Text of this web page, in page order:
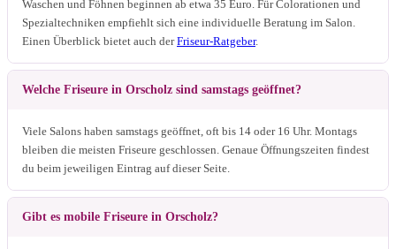
Waschen und Föhnen beginnen ab etwa 35 Euro. Für Colorationen und
Spezialtechniken empfiehlt sich eine individuelle Beratung im Salon.
Einen Überblick bietet auch derFriseur-Ratgeber.
Welche Friseure in Orscholz sind samstags geöffnet?
Viele Salons haben samstags geöffnet, oft bis 14 oder 16 Uhr. Montags
bleiben die meisten Friseure geschlossen. Genaue Öffnungszeiten findest
du beim jeweiligen Eintrag auf dieser Seite.
Gibt es mobile Friseure in Orscholz?